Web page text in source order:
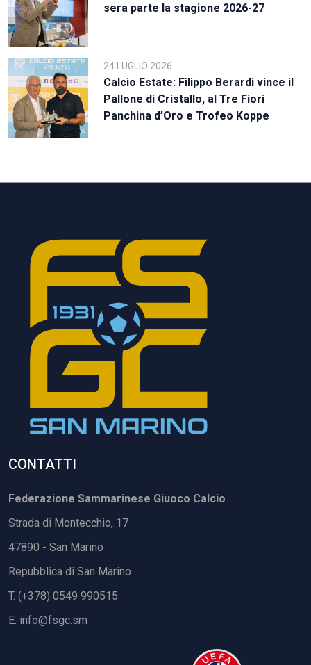
sera parte la stagione 2026-27
24 LUGLIO 2026
Calcio Estate: Filippo Berardi vince il
Pallone di Cristallo, al Tre Fiori
Panchina d’Oro e Trofeo Koppe
CONTATTI
Federazione Sammarinese Giuoco Calcio
Strada di Montecchio, 17
47890 - San Marino
Repubblica di San Marino
T. (+378) 0549 990515
E. info@fsgc.sm